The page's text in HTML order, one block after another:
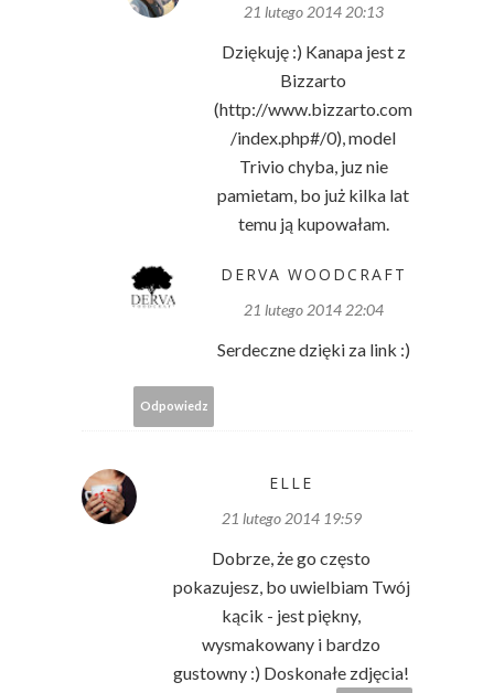
21 lutego 2014 20:13
Dziękuję :) Kanapa jest z
Bizzarto
(http://www.bizzarto.com
/index.php#/0), model
Trivio chyba, juz nie
pamietam, bo już kilka lat
temu ją kupowałam.
DERVA WOODCRAFT
21 lutego 2014 22:04
Serdeczne dzięki za link :)
Odpowiedz
ELLE
21 lutego 2014 19:59
Dobrze, że go często
pokazujesz, bo uwielbiam Twój
kącik - jest piękny,
wysmakowany i bardzo
gustowny :) Doskonałe zdjęcia!